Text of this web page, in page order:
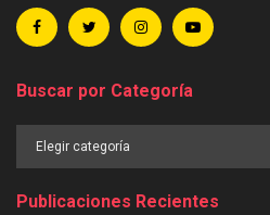
Buscar por Categoría
Publicaciones Recientes